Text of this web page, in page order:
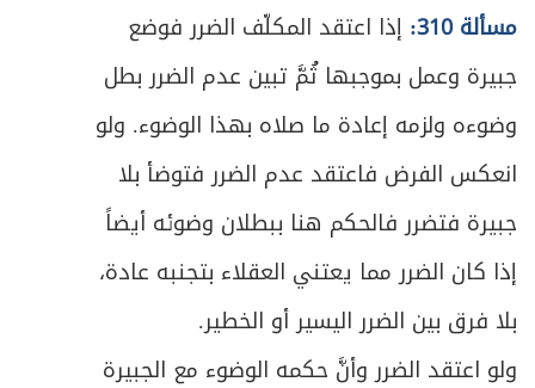
مسألة 310:
إذا اعتقد المكلّف الضرر فوضع
جبيرة وعمل بموجبها ثُمَّ تبين عدم الضرر بطل
وضوءه ولزمه إعادة ما صلاه بهذا الوضوء. ولو
انعكس الفرض فاعتقد عدم الضرر فتوضأ بلا
جبيرة فتضرر فالحكم هنا ببطلان وضوئه أيضاً
إذا كان الضرر مما يعتني العقلاء بتجنبه عادة،
بلا فرق بين الضرر اليسير أو الخطير.
ولو اعتقد الضرر وأنَّ حكمه الوضوء مع الجبيرة